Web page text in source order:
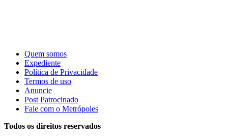
Quem somos
Expediente
Política de Privacidade
Termos de uso
Anuncie
Post Patrocinado
Fale com o Metrópoles
Todos os direitos reservados